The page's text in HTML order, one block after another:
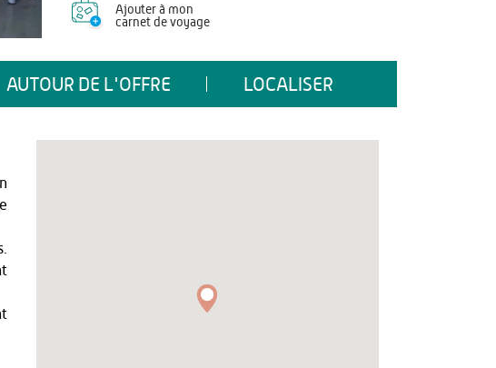
Ajouter à mon
carnet de voyage
AUTOUR DE L'OFFRE LOCALISER